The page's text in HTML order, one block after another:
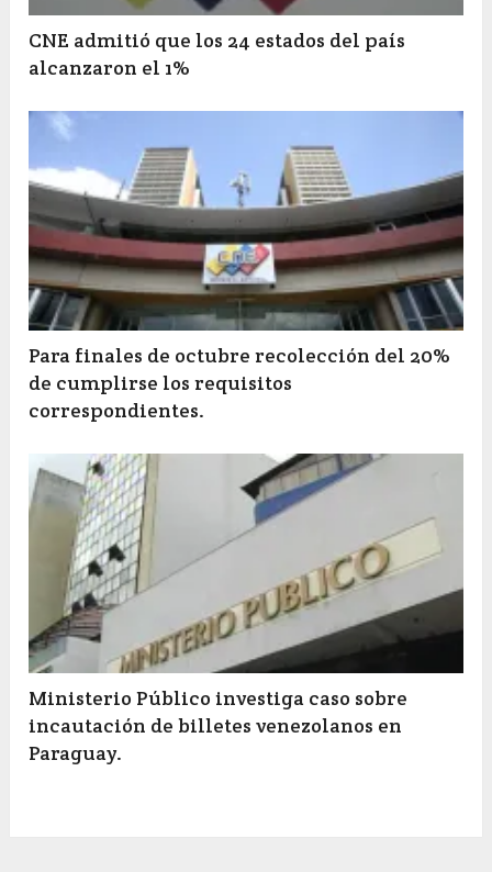
CNE admitió que los 24 estados del país
alcanzaron el 1%
Para finales de octubre recolección del 20%
de cumplirse los requisitos
correspondientes.
Ministerio Público investiga caso sobre
incautación de billetes venezolanos en
Paraguay.